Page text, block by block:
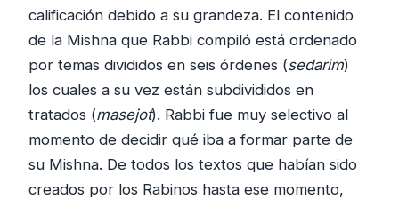
calificación debido a su grandeza. El contenido
de la Mishna que Rabbi compiló está ordenado
por temas divididos en seis órdenes (sedarim)
los cuales a su vez están subdivididos en
tratados (masejot). Rabbi fue muy selectivo al
momento de decidir qué iba a formar parte de
su Mishna. De todos los textos que habían sido
creados por los Rabinos hasta ese momento,